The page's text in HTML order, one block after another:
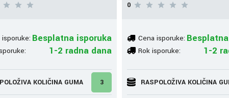
isporuke: Besplatna isporuka
1-2 radna dana
KOLIČINA GUMA 3
0
Cena isporuke:
Rok isporuke: 1-2
RASPOLOŽIVA KOLIČINA